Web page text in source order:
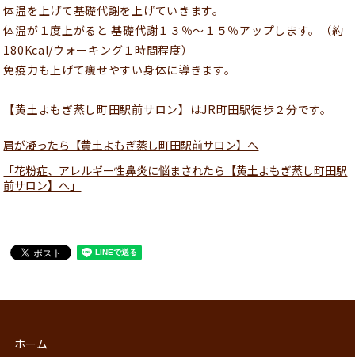
体温を上げて基礎代謝を上げていきます。
体温が１度上がると 基礎代謝１３％～１５％アップします。（約
180Kcal/ウォーキング１時間程度）
免疫力も上げて痩せやすい身体に導きます。
【黄土よもぎ蒸し町田駅前サロン】はJR町田駅徒歩２分です。
肩が凝ったら【黄土よもぎ蒸し町田駅前サロン】へ
「花粉症、アレルギー性鼻炎に悩まされたら【黄土よもぎ蒸し町田駅
前サロン】へ」
ホーム